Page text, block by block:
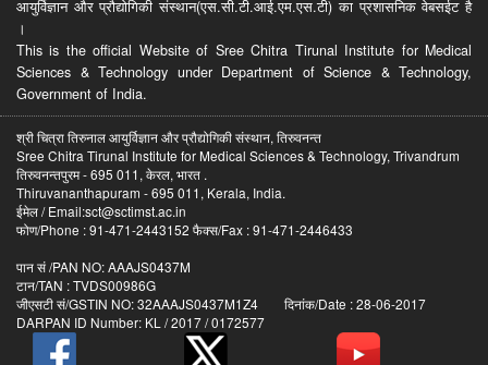
आयुर्विज्ञान और प्रौद्योगिकी संस्थान(एस.सी.टी.आई.एम.एस.टी) का प्रशासनिक वेबसईट है
।
This is the official Website of Sree Chitra Tirunal Institute for Medical
Sciences & Technology under Department of Science & Technology,
Government of India.
श्री चित्रा तिरुनाल आयुर्विज्ञान और प्रौद्योगिकी संस्थान, तिरुवनन्त
Sree Chitra Tirunal Institute for Medical Sciences & Technology, Trivandrum
तिरुवनन्तपुरम - 695 011, केरल, भारत .
Thiruvananthapuram - 695 011, Kerala, India.
ईमेल / Email:sct@sctimst.ac.in
फोण/Phone : 91-471-2443152 फैक्स/Fax : 91-471-2446433
पान सं /PAN NO: AAAJS0437M
टान/TAN : TVDS00986G
जीएसटी सं/GSTIN NO: 32AAAJS0437M1Z4 दिनांक/Date : 28-06-2017
DARPAN ID Number: KL / 2017 / 0172577